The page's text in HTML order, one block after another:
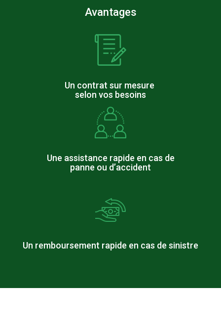
Avantages
Un contrat sur mesure
selon vos besoins
Une assistance rapide en cas de
panne ou d’accident
Un remboursement rapide en cas de sinistre